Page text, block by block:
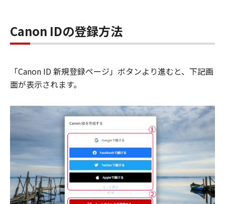
Canon IDの登録方法
「Canon ID 新規登録ページ」ボタンより進むと、下記画
面が表示されます。